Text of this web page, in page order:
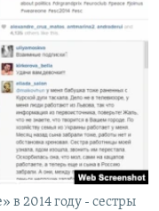
в 2014 году - сестры